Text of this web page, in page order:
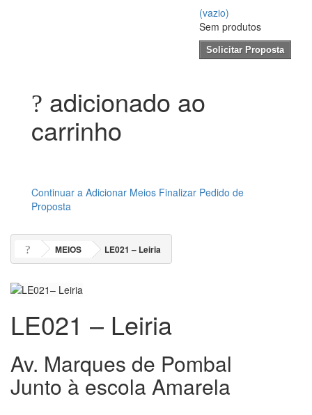
(vazio)
Sem produtos
Solicitar Proposta
adicionado ao
carrinho
Continuar a Adicionar Meios Finalizar Pedido de
Proposta
MEIOS LE021 – Leiria
LE021 – Leiria
Av. Marques de Pombal
Junto à escola Amarela